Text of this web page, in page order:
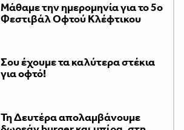
Μάθαμε την ημερομηνία για το 5ο
Φεστιβάλ Οφτού Κλέφτικου
Σου έχουμε τα καλύτερα στέκια
για οφτό!
Τη Δευτέρα απολαμβάνουμε